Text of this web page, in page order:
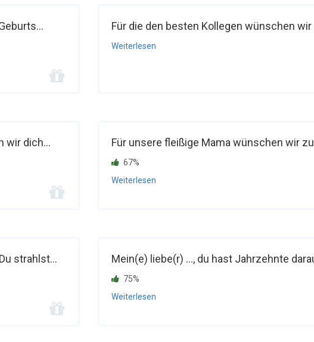
Für die den besten Kollegen wünschen wir
Weiterlesen
wir dich... Für unsere fleißige Mama wünschen wir
67%
Weiterlesen
strahlst... Mein(e) liebe(r) ..., du hast Jahrzehnte
75%
Weiterlesen